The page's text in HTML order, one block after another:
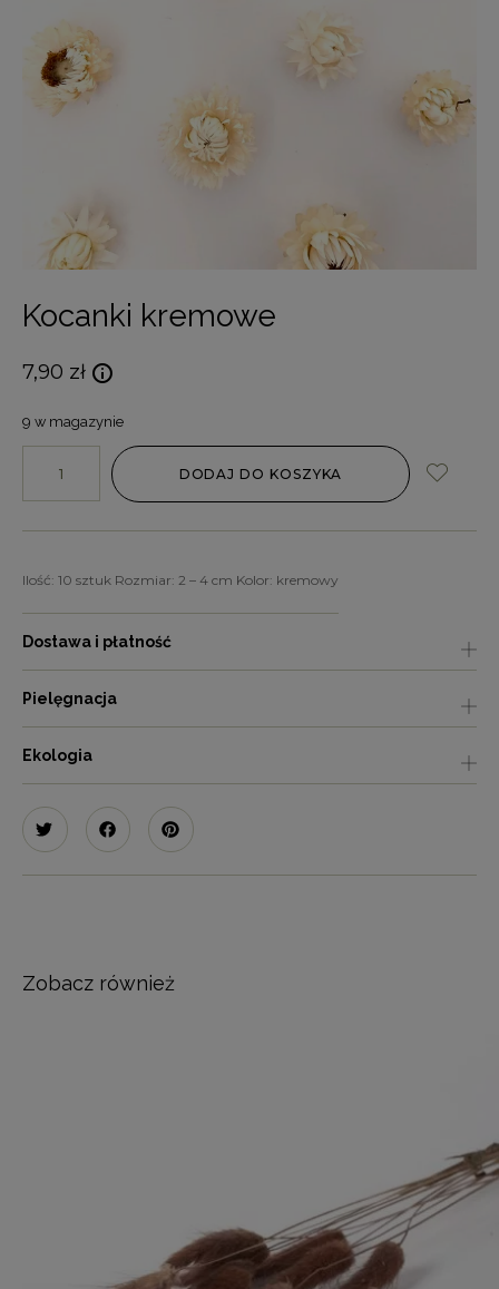
Kocanki kremowe
7,90 zł
9 w magazynie
DODAJ DO KOSZYKA
Ilość: 10 sztuk Rozmiar: 2 – 4 cm Kolor: kremowy
Dostawa i płatność
Pielęgnacja
Ekologia
Zobacz również